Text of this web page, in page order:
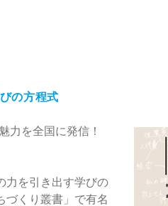
の方程式
力を全国に発信！
力を引き出す学びの
づくり叢書」で有名